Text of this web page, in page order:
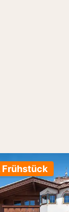
Frühstück